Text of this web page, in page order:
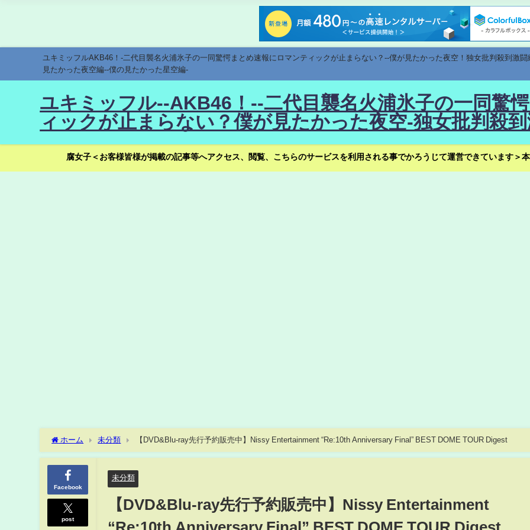
ユキミッフルAKB46！-二代目襲名火浦氷子の一同驚愕まとめ速報にロマンティックが止まらない？--僕が見たかった夜空！独女批判殺到激
見たかった夜空編--僕の見たかった星空編-
ユキミッフル--AKB46！--二代目襲名火浦氷子の一同驚
ィックが止まらない？僕が見たかった夜空-独女批判殺
腐女子＜お客様皆様が掲載の記事等へアクセス、閲覧、こちらのサービスを利用される事でかろうじて運営できています＞
ホーム 未分類 【DVD&Blu-ray先行予約販売中】Nissy Entertainment “Re:10th Anniversary Final” BEST DOME TOUR Digest
Facebook
post
未分類
【DVD&Blu-ray先行予約販売中】Nissy Entertainment
“Re:10th Anniversary Final” BEST DOME TOUR Digest